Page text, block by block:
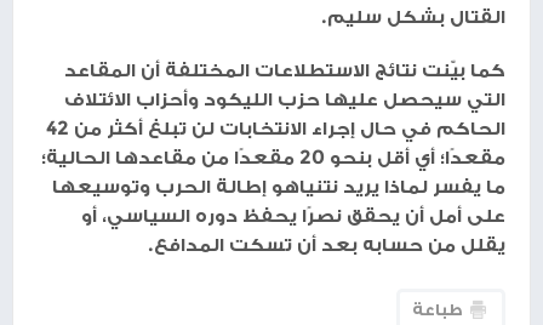
القتال بشكل سليم.
كما بيّنت نتائج الاستطلاعات المختلفة أن المقاعد
التي سيحصل عليها حزب الليكود وأحزاب الائتلاف
الحاكم في حال إجراء الانتخابات لن تبلغ أكثر من 42
مقعدًا؛ أي أقل بنحو 20 مقعدًا من مقاعدها الحالية؛
ما يفسر لماذا يريد نتنياهو إطالة الحرب وتوسيعها
على أمل أن يحقق نصرًا يحفظ دوره السياسي، أو
يقلل من حسابه بعد أن تسكت المدافع.
طباعة